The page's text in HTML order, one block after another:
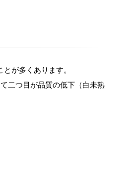
が多くあります。
二つ目が品質の低下（白未熟